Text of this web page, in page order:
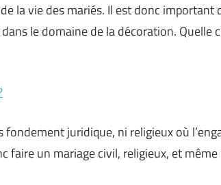
la vie des mariés. Il est donc important
le domaine de la décoration. Quelle
juridique, ni religieux où
faire un mariage civil, religieux, et